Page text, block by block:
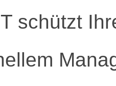
schützt